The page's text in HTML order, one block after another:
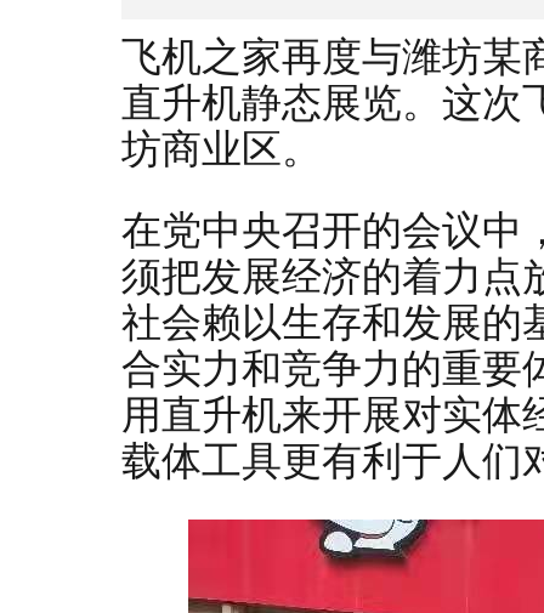
飞机之家再度与潍坊某
直升机静态展览。这次
坊商业区。
在党中央召开的会议中
须把发展经济的着力点
社会赖以生存和发展的
合实力和竞争力的重要
用直升机来开展对实体
载体工具更有利于人们